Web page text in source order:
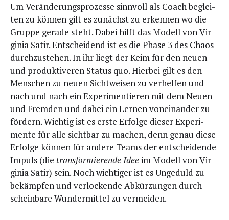
Um Ver­än­de­rungs­pro­zes­se sinn­voll als Coach beglei­
ten zu kön­nen gilt es zunächst zu erken­nen wo die
Grup­pe gera­de steht. Dabei hilft das Modell von Vir­
gi­nia Satir. Ent­schei­dend ist es die Pha­se 3 des Cha­os
durch­zu­ste­hen. In ihr liegt der Keim für den neu­en
und pro­duk­ti­ve­ren Sta­tus quo. Hier­bei gilt es den
Men­schen zu neu­en Sicht­wei­sen zu ver­hel­fen und
nach und nach ein Expe­ri­men­tie­ren mit dem Neu­en
und Frem­den und dabei ein Ler­nen von­ein­an­der zu
för­dern. Wich­tig ist es ers­te Erfol­ge die­ser Expe­ri­
men­te für alle sicht­bar zu machen, denn genau die­se
Erfol­ge kön­nen für ande­re Teams der ent­schei­den­de
Impuls (die trans­for­mie­ren­de Ideeim Modell von Vir­
gi­nia Satir) sein. Noch wich­ti­ger ist es Unge­duld zu
bekämp­fen und ver­lo­cken­de Abkür­zun­gen durch
schein­ba­re Wun­der­mit­tel zu vermeiden.